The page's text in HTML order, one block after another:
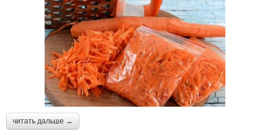
читать дальше →